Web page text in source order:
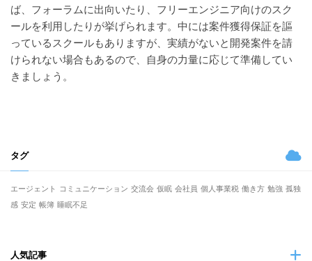
ば、フォーラムに出向いたり、フリーエンジニア向けのスク
ールを利用したりが挙げられます。中には案件獲得保証を謳
っているスクールもありますが、実績がないと開発案件を請
けられない場合もあるので、自身の力量に応じて準備してい
きましょう。
タグ
エージェント コミュニケーション 交流会 仮眠 会社員 個人事業税 働き方 勉強 孤独
感 安定 帳簿 睡眠不足
人気記事